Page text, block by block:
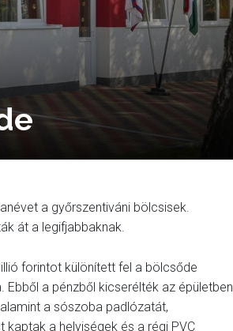
a győrszentiváni bölcsisek.
át a legifjabbaknak.
forintot különített fel a bölcsőde
a pénzből kicserélték az épületben
a sószoba padlózatát,
kaptak a helyiségek és a régi PVC